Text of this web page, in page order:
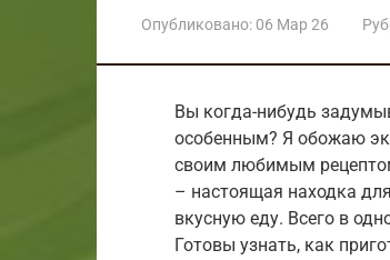
Опубликовано: 06 Мар 26
Вы когда-нибудь
особенным? Я обожаю
своим любимым
– настоящая находка
вкусную еду. Всего в
Готовы узнать, как